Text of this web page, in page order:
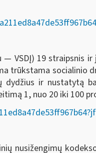
VSDĮ) 19 straipsnis
trūkstama socialinio
ir nustatytą
1, nuo 20 iki 100
nusižengimų